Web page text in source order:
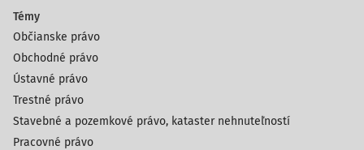
Témy
Občianske právo
Obchodné právo
Ústavné právo
Trestné právo
Stavebné a pozemkové právo, kataster nehnuteľností
Pracovné právo